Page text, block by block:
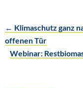
Post
← Klimaschutz ganz
offenen Tür
Webinar: